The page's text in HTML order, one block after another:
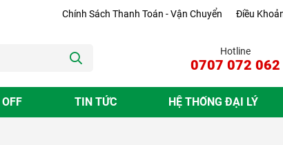
Chính Sách Thanh Toán - Vận Chuyển Điều
Hotline
0707 072 062
TIN TỨC HỆ THỐNG ĐẠI LÝ